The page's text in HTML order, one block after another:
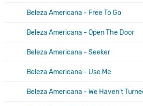
Beleza Americana - Free To Go
Beleza Americana - Open The Door
Beleza Americana - Seeker
Beleza Americana - Use Me
Beleza Americana - We Haven't